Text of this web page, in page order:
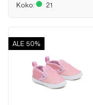
Koko:
21
ALE 50%